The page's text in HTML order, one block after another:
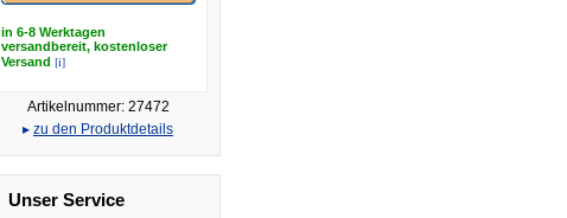
in 6-8 Werktagen
versandbereit, kostenloser
Versand [i]
Artikelnummer: 27472
▸ zu den Produktdetails
Unser Service